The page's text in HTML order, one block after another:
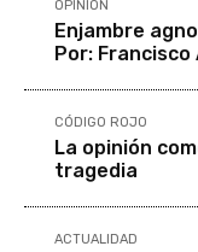
OPINIÓN
Enjambre
Por: Francisco
CÓDIGO ROJO
La opinión
tragedia
ACTUALIDAD